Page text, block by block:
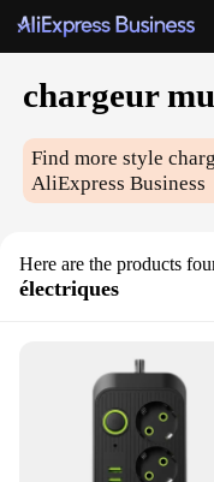
chargeur
Find more style
AliExpress Business
Here are the products
électriques